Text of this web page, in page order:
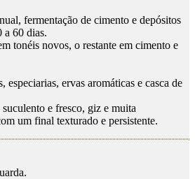
fermentação de cimento e depósitos
a 60 dias.
tonéis novos, o restante em cimento e
especiarias, ervas aromáticas e casca de
e fresco, giz e muita
um final texturado e persistente.